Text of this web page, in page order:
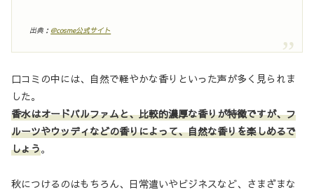
出典： @cosme公式サイト
口コミの中には、自然で軽やかな香りといった声が多く見られま
した。
香水はオードパルファムと、比較的濃厚な香りが特徴ですが、フ
ルーツやウッディなどの香りによって、自然な香りを楽しめるで
しょう。
秋につけるのはもちろん、日常遣いやビジネスなど、さまざまな